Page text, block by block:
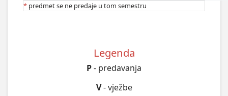
* predmet se ne predaje u tom semestru
Legenda
P- predavanja
V- vježbe